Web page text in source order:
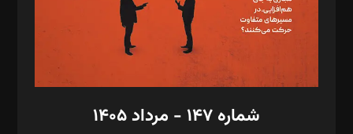
فیلمبرداری و عکاسی: امیر شفیعی، مانی لطفی زاده
گرافیک و صفحه‌آرایی: سید‌سبحان‌علی ثابت
مد‌یر توسعه تجاری: کامبیز برید‌
امور مالی: شاپور رهبری، محمد‌ کاظمی‌نیا
شماره ۱۴۷ - مرداد ۱۴۰۵